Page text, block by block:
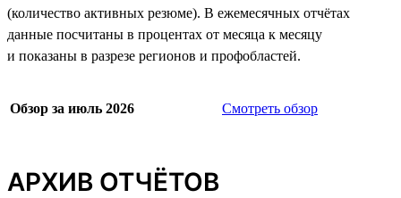
(количество активных резюме). В ежемесячных отчётах
данные посчитаны в процентах от месяца к месяцу
и показаны в разрезе регионов и профобластей.
Обзор за июль 2026 Смотреть обзор
АРХИВ ОТЧЁТОВ